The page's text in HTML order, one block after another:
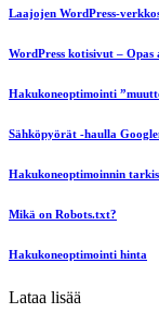
Laajojen WordPress-
WordPress kotisivut –
Hakukoneoptimointi
Sähköpyörät -haulla
Hakukoneoptimoinnin
Mikä on Robots.txt?
Hakukoneoptimointi hinta
Lataa lisää